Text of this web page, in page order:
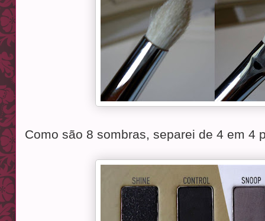
Como são 8 sombras, separei de 4 em 4